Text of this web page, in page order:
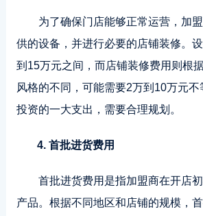
为了确保门店能够正常运营，加
供的设备，并进行必要的店铺装修。
到15万元之间，而店铺装修费用则根
风格的不同，可能需要2万到10万元
投资的一大支出，需要合理规划。
4. 首批进货费用
首批进货费用是指加盟商在开店
产品。根据不同地区和店铺的规模，